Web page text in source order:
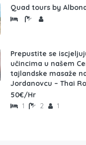
Quad tours by
Prepustite se
učincima u našem
tajlandske masaže
Jordanovcu – Thai
50€/Hr
1 2 1